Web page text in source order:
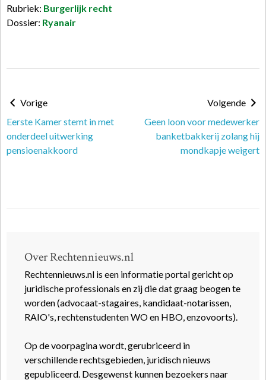
Rubriek: Burgerlijk recht
Dossier: Ryanair
Vorige
Eerste Kamer stemt in met
onderdeel uitwerking
pensioenakkoord
Volgende
Geen loon voor medewerker
banketbakkerij zolang hij
mondkapje weigert
Over Rechtennieuws.nl
Rechtennieuws.nl is een informatie portal gericht op
juridische professionals en zij die dat graag beogen te
worden (advocaat-stagaires, kandidaat-notarissen,
RAIO's, rechtenstudenten WO en HBO, enzovoorts).
Op de voorpagina wordt, gerubriceerd in
verschillende rechtsgebieden, juridisch nieuws
gepubliceerd. Desgewenst kunnen bezoekers naar